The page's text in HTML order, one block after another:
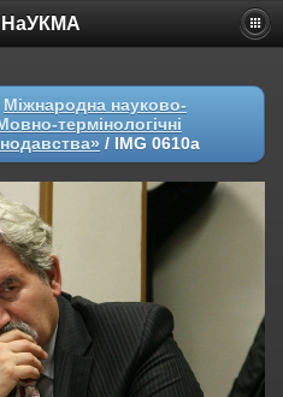
НаУКМА
Міжнародна науково-
термінологічні
/ IMG 0610a